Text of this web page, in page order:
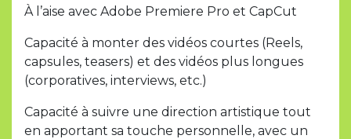
À l’aise avec Adobe Premiere Pro et CapCut
Capacité à monter des vidéos courtes (Reels,
capsules, teasers) et des vidéos plus longues
(corporatives, interviews, etc.)
Capacité à suivre une direction artistique tout
en apportant sa touche personnelle, avec un